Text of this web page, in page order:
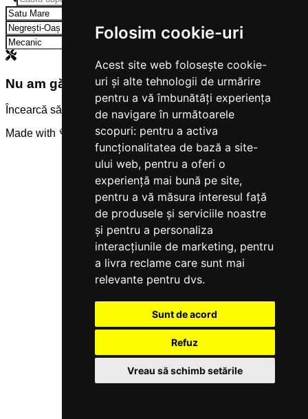
Folosim cookie-uri
Acest site web folosește cookie-
uri și alte tehnologii de urmărire
pentru a vă îmbunătăți experiența
de navigare în următoarele
scopuri: pentru a activa
funcționalitatea de bază a site-
ului web, pentru a oferi o
experiență mai bună pe site,
pentru a vă măsura interesul față
de produsele și serviciile noastre
și pentru a personaliza
interacțiunile de marketing, pentru
a livra reclame care sunt mai
relevante pentru dvs.
Sunt de acord
Refuz
Vreau să schimb setările
×
Nu am găsit servicii
Încearcă să modifici criteriile de căutare.
Made with 💜 by
Servicegest